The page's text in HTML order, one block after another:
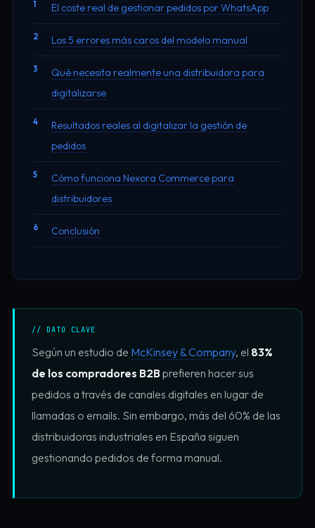
El coste real de gestionar pedidos por WhatsApp
Los 5 errores más caros del modelo manual
Qué necesita realmente una distribuidora para
digitalizarse
Resultados reales al digitalizar la gestión de
pedidos
Cómo funciona Nexora Commerce para
distribuidores
Conclusión
// DATO CLAVE
Según un estudio de McKinsey & Company, el 83%
de los compradores B2B prefieren hacer sus
pedidos a través de canales digitales en lugar de
llamadas o emails. Sin embargo, más del 60% de las
distribuidoras industriales en España siguen
gestionando pedidos de forma manual.